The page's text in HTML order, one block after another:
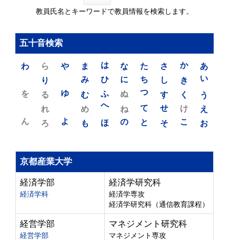
教員氏名とキーワードで教員情報を検索します。
五十音検索
あ
い
う
え
お
か
き
く
け
こ
さ
し
す
せ
そ
た
ち
つ
て
と
な
に
ぬ
ね
の
は
ひ
ふ
へ
ほ
ま
み
む
め
も
や
ゆ
よ
ら
り
る
れ
ろ
わ
を
ん
京都産業大学
経済学部
経済学科
経済学研究科
経済学専攻
経済学研究科（通信教育課程）
経営学部
経営学部
マネジメント研究科
マネジメント専攻